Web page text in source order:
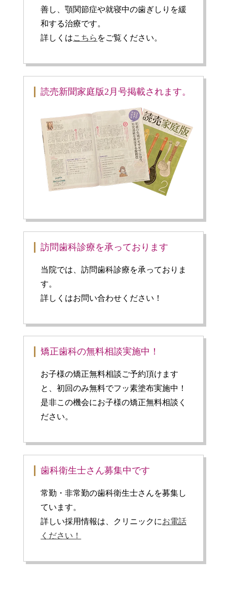
善し、顎関節症や就寝中の歯ぎしりを緩
和する治療です。
詳しくはこちら をご覧ください。
読売新聞家庭版2月号掲載されます。
訪問歯科診療を承っております
当院では、訪問歯科診療を承っておりま
す。
詳しくはお問い合わせください！
矯正歯科の無料相談実施中！
お子様の矯正無料相談ご予約頂けます
と、初回のみ無料でフッ素塗布実施中！
是非この機会にお子様の矯正無料相談く
ださい。
歯科衛生士さん募集中です
常勤・非常勤の歯科衛生士さんを募集し
ています。
詳しい採用情報は、クリニックにお電話
ください！